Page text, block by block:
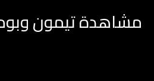
مشاهدة تيمون وبومبا الجزء